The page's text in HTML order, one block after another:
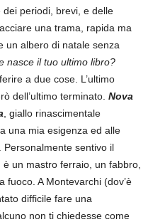
periodi, brevi, e delle
una trama, rapida ma
un albero di natale senza
nasce il tuo ultimo libro?
a due cose. L’ultimo
dell’ultimo terminato. Nova
, giallo rinascimentale
una mia esigenza ed alle
sentivo il
un mastro ferraio, un fabbro,
fuoco. A Montevarchi (dov’è
difficile fare una
non ti chiedesse come